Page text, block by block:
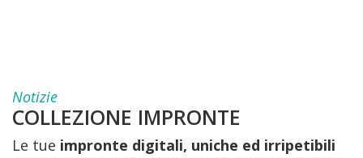
Notizie
COLLEZIONE IMPRONTE
Le tue impronte digitali, uniche ed irripetibili